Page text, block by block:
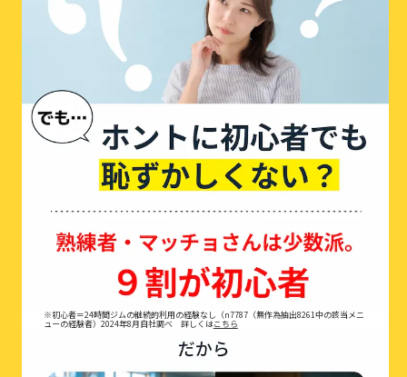
※初心者＝24時間ジムの継続的利用の経験なし（n7787（無作為抽出8261中の該当メニ
ューの経験者）2024年8月自社調べ 詳しくはこちら